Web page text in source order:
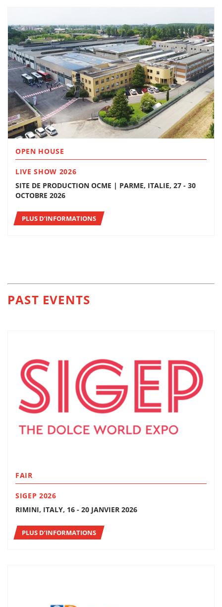
OPEN HOUSE
LIVE SHOW 2026
SITE DE PRODUCTION OCME | PARME, ITALIE, 27 - 30
OCTOBRE 2026
PLUS D’INFORMATIONS
PAST EVENTS
FAIR
SIGEP 2026
RIMINI, ITALY, 16 - 20 JANVIER 2026
PLUS D’INFORMATIONS